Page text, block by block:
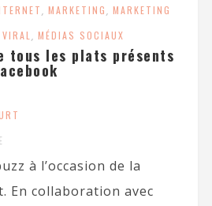
, MARKETING, MARKETING
, MÉDIAS SOCIAUX
tous les plats présents
à l’occasion de la
En collaboration avec